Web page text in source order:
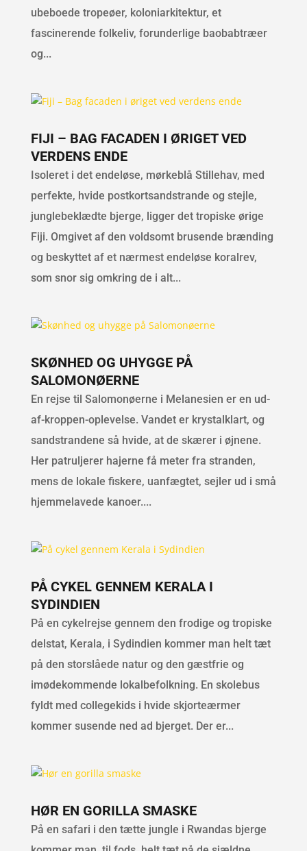
ubeboede tropeøer, koloniarkitektur, et
fascinerende folkeliv, forunderlige baobabtræer
og...
FIJI – BAG FACADEN I ØRIGET VED
VERDENS ENDE
Isoleret i det endeløse, mørkeblå Stillehav, med
perfekte, hvide postkortsandstrande og stejle,
junglebeklædte bjerge, ligger det tropiske ørige
Fiji. Omgivet af den voldsomt brusende brænding
og beskyttet af et nærmest endeløse koralrev,
som snor sig omkring de i alt...
SKØNHED OG UHYGGE PÅ
SALOMONØERNE
En rejse til Salomonøerne i Melanesien er en ud-
af-kroppen-oplevelse. Vandet er krystalklart, og
sandstrandene så hvide, at de skærer i øjnene.
Her patruljerer hajerne få meter fra stranden,
mens de lokale fiskere, uanfægtet, sejler ud i små
hjemmelavede kanoer....
PÅ CYKEL GENNEM KERALA I
SYDINDIEN
På en cykelrejse gennem den frodige og tropiske
delstat, Kerala, i Sydindien kommer man helt tæt
på den storslåede natur og den gæstfrie og
imødekommende lokalbefolkning. En skolebus
fyldt med collegekids i hvide skjorteærmer
kommer susende ned ad bjerget. Der er...
HØR EN GORILLA SMASKE
På en safari i den tætte jungle i Rwandas bjerge